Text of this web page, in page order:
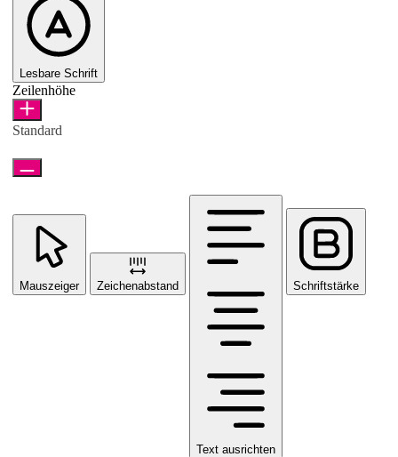
Lesbare Schrift
Zeilenhöhe
Standard
Mauszeiger Zeichenabstand
Text ausrichten
Schriftstärke